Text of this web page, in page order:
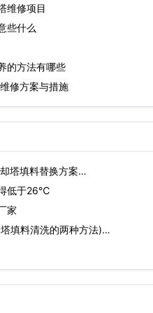
维修项目
些什么
的方法有哪些
修方案与措施
塔填料替换方案…
低于26℃
家
填料清洗的两种方法)…